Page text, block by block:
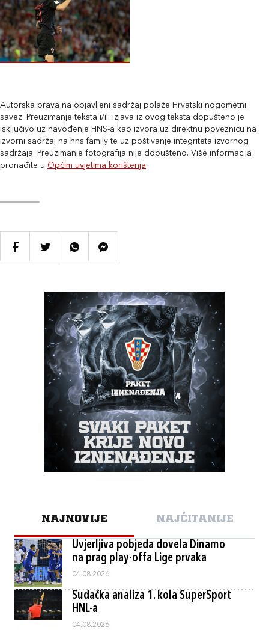
Autorska prava na objavljeni sadržaj polaže Hrvatski nogometni
savez. Preuzimanje teksta i/ili izjava iz ovog teksta dopušteno je
isključivo uz navođenje HNS-a kao izvora uz direktnu poveznicu na
izvorni sadržaj na hns.family te uz poštivanje integriteta izvornog
sadržaja. Preuzimanje fotografija nije dopušteno. Više informacija
pronađite u Općim uvjetima korištenja.
NAJNOVIJE NAJČITANIJE
Uvjerljiva pobjeda dovela Dinamo
na prag play-offa Lige prvaka
04.08.2026.
Sudačka analiza 1. kola SuperSport
HNL-a
04.08.2026.